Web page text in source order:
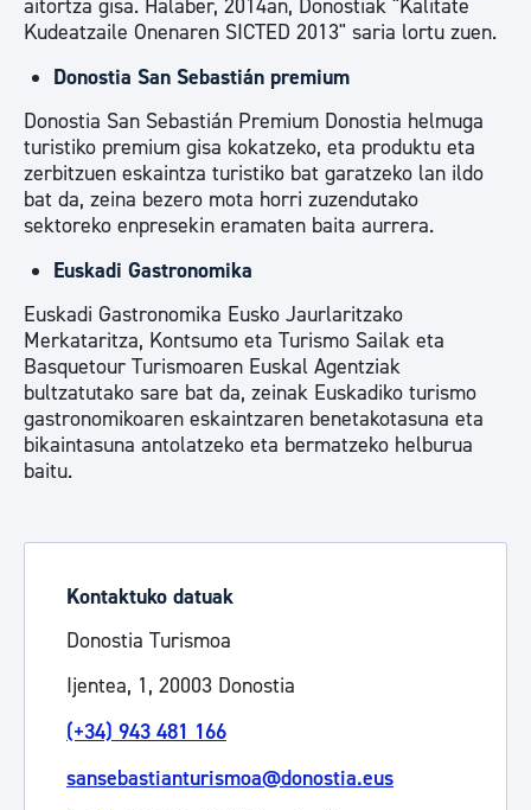
aitortza gisa. Halaber, 2014an, Donostiak "Kalitate
Kudeatzaile Onenaren SICTED 2013" saria lortu zuen.
Donostia San Sebastián premium
Donostia San Sebastián Premium Donostia helmuga
turistiko premium gisa kokatzeko, eta produktu eta
zerbitzuen eskaintza turistiko bat garatzeko lan ildo
bat da, zeina bezero mota horri zuzendutako
sektoreko enpresekin eramaten baita aurrera.
Euskadi Gastronomika
Euskadi Gastronomika Eusko Jaurlaritzako
Merkataritza, Kontsumo eta Turismo Sailak eta
Basquetour Turismoaren Euskal Agentziak
bultzatutako sare bat da, zeinak Euskadiko turismo
gastronomikoaren eskaintzaren benetakotasuna eta
bikaintasuna antolatzeko eta bermatzeko helburua
baitu.
Kontaktuko datuak
Donostia Turismoa
Ijentea, 1, 20003 Donostia
(+34) 943 481 166
sansebastianturismoa@donostia.eus